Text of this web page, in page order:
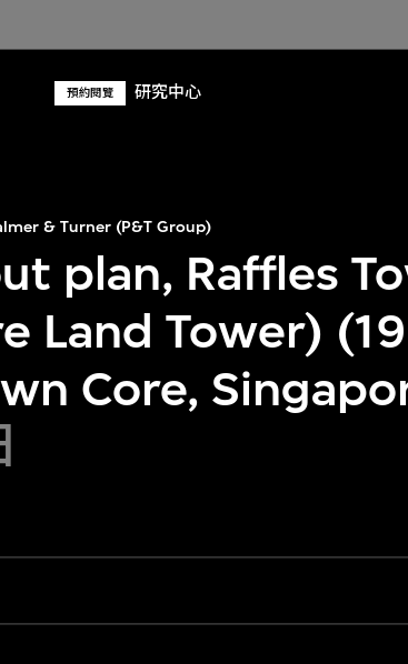
預約閱覽 研究中心
& Turner (P&T Group)
plan, Raffles
Land Tower)
Core,